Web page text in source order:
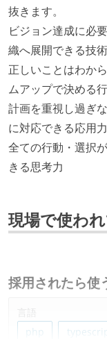
抜きます。
ビジョン達成に必
織へ展開できる技
正しいことはわか
ムアップで決める
計画を重視し過ぎ
に対応できる応用力
全ての行動・選択
きる思考力
現場で使わ
採用されたら使
言語
php